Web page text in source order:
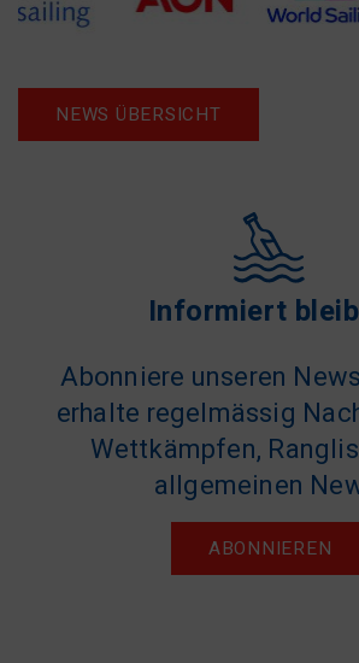
NEWS ÜBERSICHT
Informiert
Abonniere unseren
erhalte regelmässig
Wettkämpfen,
allgemeinen
ABONNIEREN